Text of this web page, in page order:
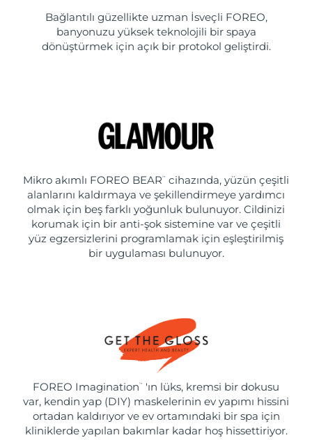
Bağlantılı güzellikte uzman İsveçli FOREO,
banyonuzu yüksek teknolojili bir spaya
dönüştürmek için açık bir protokol geliştirdi.
Mikro akımlı FOREO BEAR ™
cihazında, yüzün çeşitli
alanlarını kaldırmaya ve şekillendirmeye yardımcı
olmak için beş farklı yoğunluk bulunuyor. Cildinizi
korumak için bir anti-şok sistemine var ve çeşitli
yüz egzersizlerini programlamak için eşleştirilmiş
bir uygulaması bulunuyor.
FOREO Imagination ™
'ın lüks, kremsi bir dokusu
var, kendin yap (DIY) maskelerinin ev yapımı hissini
ortadan kaldırıyor ve ev ortamındaki bir spa için
kliniklerde yapılan bakımlar kadar hoş hissettiriyor.